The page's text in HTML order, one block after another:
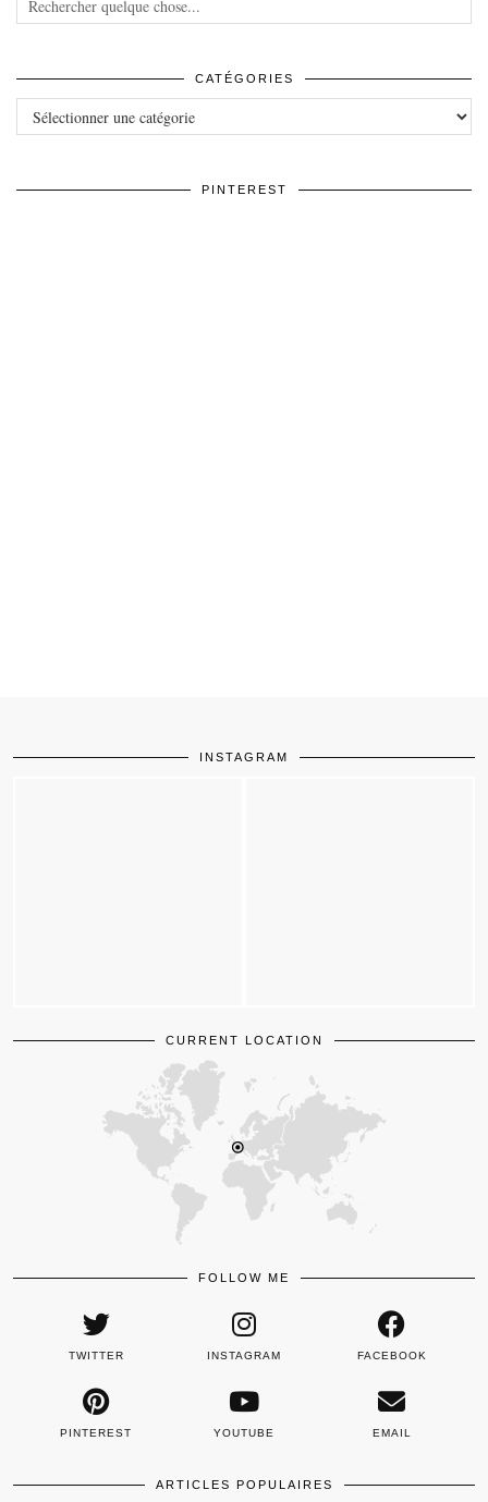
CATÉGORIES
Catégories
PINTEREST
INSTAGRAM
CURRENT LOCATION
FOLLOW ME
TWITTER INSTAGRAM FACEBOOK
PINTEREST YOUTUBE EMAIL
ARTICLES POPULAIRES